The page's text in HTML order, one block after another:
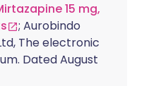
15 mg,
; Aurobindo
The electronic
Dated August